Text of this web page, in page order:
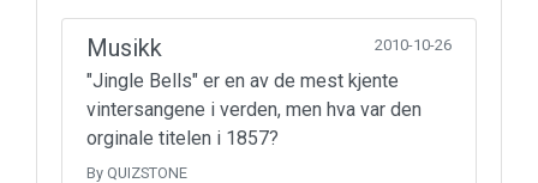
Musikk 2010-10-26
"Jingle Bells" er en av de mest kjente
vintersangene i verden, men hva var den
orginale titelen i 1857?
By QUIZSTONE